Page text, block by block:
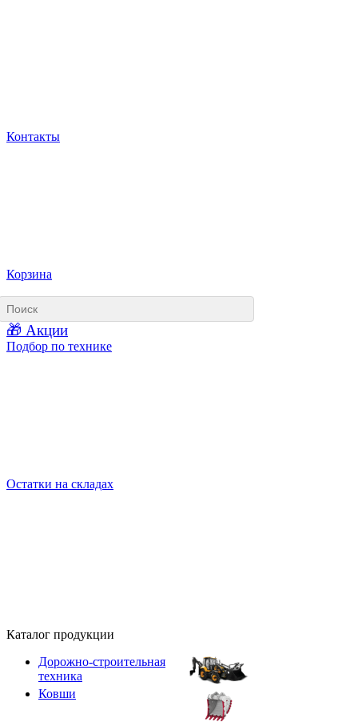
Контакты
Корзина
🎁 Акции
Подбор по технике
Остатки на складах
Каталог продукции
Дорожно-строительная
техника
Ковши